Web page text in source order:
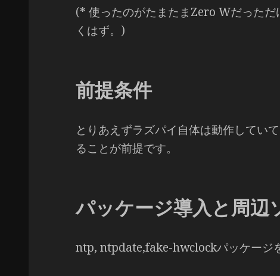
(* 使ったのがたまたまZero Wだった
くはず。)
前提条件
とりあえずラズパイ自体は動作してい
ることが前提です。
パッケージ導入と周辺
ntp, ntpdate,fake-hwclockパッケージ